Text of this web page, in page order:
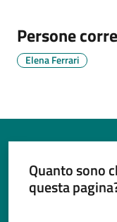
gli
argomenti...
Seguici
Persone
Elena Ferrari
Quanto sono
questa